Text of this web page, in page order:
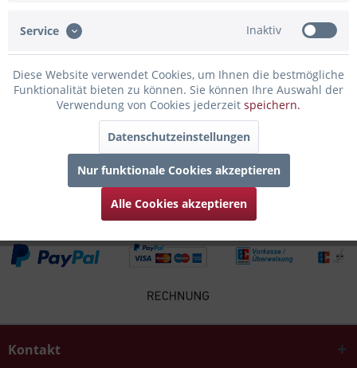
Infos zum Hersteller
Folgende Infos zum Hersteller sind verfübar......mehr
Zubehör 6
Kunden kauften auch
Kunden haben sich ebenfalls angesehen
Kontakt
Service Inaktiv
Diese Website verwendet Cookies, um Ihnen die bestmögliche
Funktionalität bieten zu können. Sie können Ihre Auswahl der
Verwendung von Cookies jederzeit speichern.
Datenschutzeinstellungen
Nur funktionale Cookies akzeptieren
Alle Cookies akzeptieren